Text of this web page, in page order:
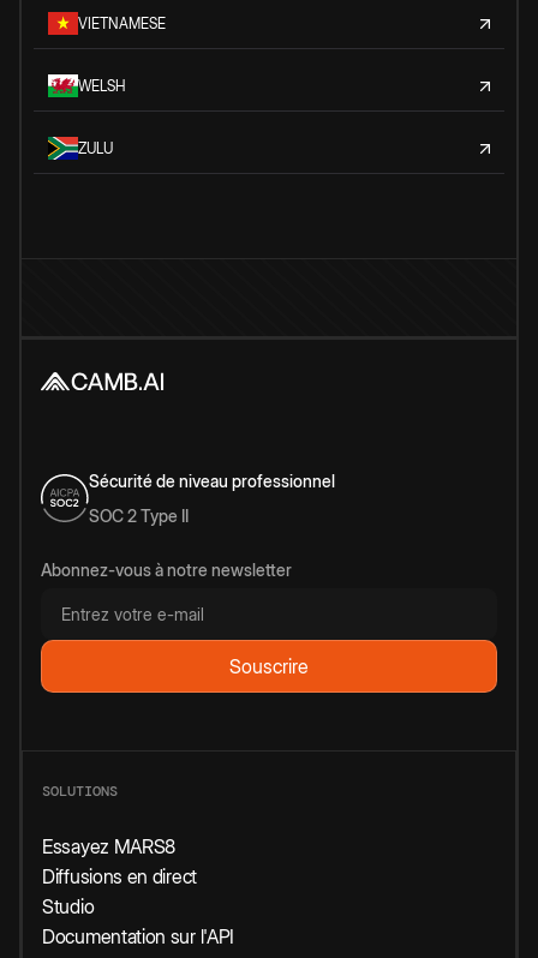
VIETNAMESE
WELSH
ZULU
Sécurité de niveau professionnel
SOC 2 Type II
Abonnez-vous à notre newsletter
SOLUTIONS
Essayez MARS8
Diffusions en direct
Studio
Documentation sur l'API